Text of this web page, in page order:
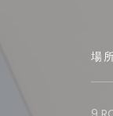
場